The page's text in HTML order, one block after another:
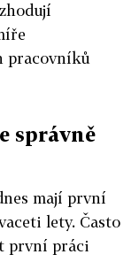
pracovníků
správně
mají první
lety. Často
první práci